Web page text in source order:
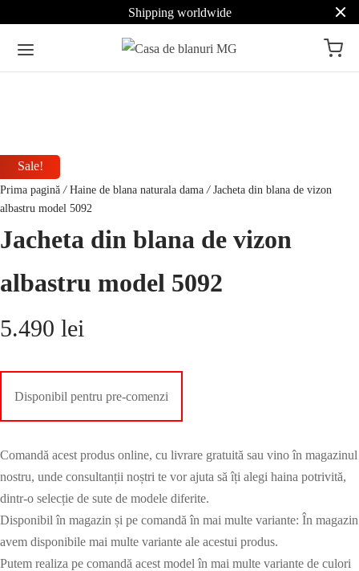
Shipping worldwide
Prima pagină / Haine de blana naturala dama /Jacheta din blana de vizon
albastru model 5092
Jacheta din blana de vizon
albastru model 5092
5.490 lei
Disponibil pentru pre-comenzi
Comandă acest produs online, cu livrare gratuită sau vino în magazinul
nostru, unde consultanții noștri te vor ajuta să îți alegi haina potrivită,
dintr-o selecție de sute de modele diferite.
Disponibil în magazin și pe comandă în mai multe variante: În magazin
avem disponibile mai multe variante ale acestui produs.
Putem realiza pe comandă acest model în mai multe variante de culori
Sale!